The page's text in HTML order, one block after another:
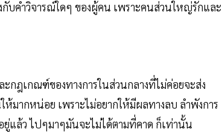
กับคำวิจารณ์ใดๆ ของผู้คน เพราะคนส่วนใหญ่รักและ
กฎเกณฑ์ของทางการในส่วนกลางที่ไม่ค่อยจะส่ง
ห้มากหน่อย เพราะไม่อยากให้มีผลทางลบ ลำพังการ
ยู่แล้ว ไปๆมาๆมันจะไม่ได้ตามที่คาด ก็เท่านั้น